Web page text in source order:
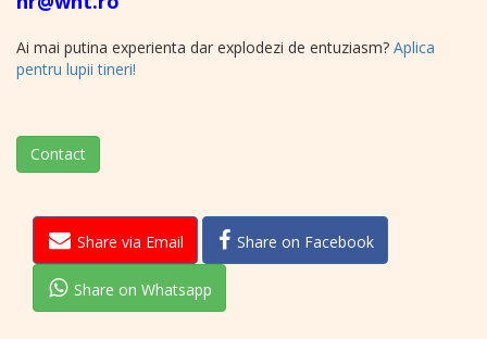
Ai mai putina experienta dar explodezi de entuziasm? Aplica
pentru lupii tineri!
Contact
Share via Email Share on Facebook
Share on Whatsapp